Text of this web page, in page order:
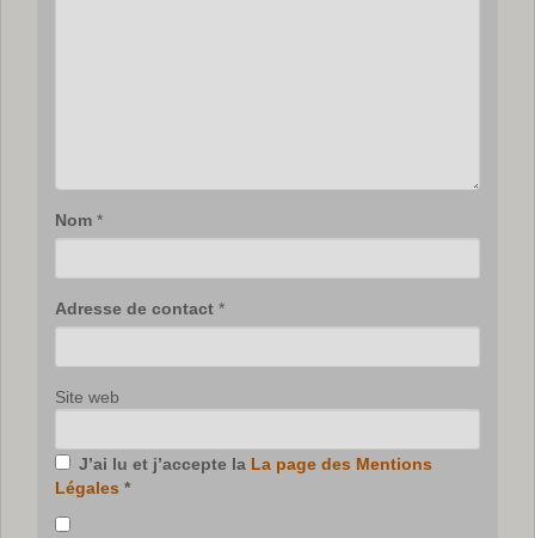
Nom *
Adresse de contact *
Site web
J’ai lu et j’accepte la La page des Mentions
Légales *